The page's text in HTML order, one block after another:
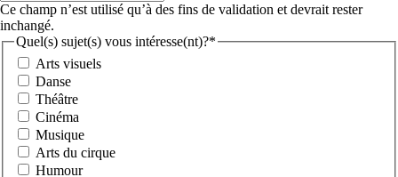
Ce champ n’est utilisé qu’à des fins de validation et devrait rester
inchangé.
Quel(s) sujet(s) vous intéresse(nt)?*
Arts visuels
Danse
Théâtre
Cinéma
Musique
Arts du cirque
Humour